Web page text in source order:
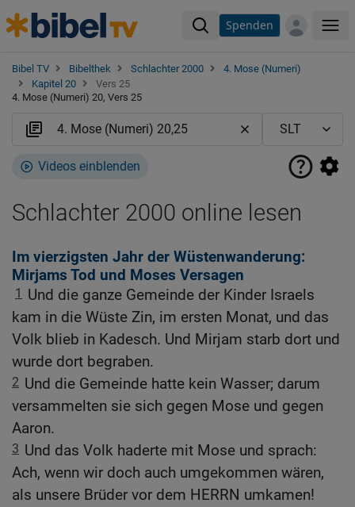
Spenden
Bibel TV Bibelthek Schlachter 2000
4. Mose (Numeri)
Kapitel 20
Vers 25
4. Mose (Numeri) 20, Vers 25
Videos einblenden
Schlachter 2000 online lesen
Im vierzigsten Jahr der Wüstenwanderung:
Mirjams Tod und Moses Versagen
1
Und die ganze Gemeinde der Kinder Israels
kam in die Wüste Zin, im ersten Monat, und das
Volk blieb in Kadesch. Und Mirjam starb dort und
wurde dort begraben.
2 Und die Gemeinde hatte kein Wasser; darum
versammelten sie sich gegen Mose und gegen
Aaron.
3 Und das Volk haderte mit Mose und sprach:
Ach, wenn wir doch auch umgekommen wären,
als unsere Brüder vor dem HERRN umkamen!